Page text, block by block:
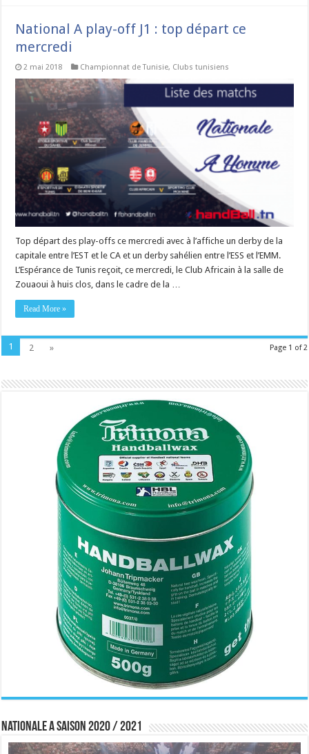
National A play-off J1 : top départ ce
mercredi
2 mai 2018 Championnat de Tunisie, Clubs tunisiens
Top départ des play-offs ce mercredi avec à l’affiche un derby de la
capitale entre l’EST et le CA et un derby sahélien entre l’ESS et l’EMM.
L’Espérance de Tunis reçoit, ce mercredi, le Club Africain à la salle de
Zouaoui à huis clos, dans le cadre de la …
Read More »
Page 1 of 2
1 2 »
Nationale A saison 2020 / 2021